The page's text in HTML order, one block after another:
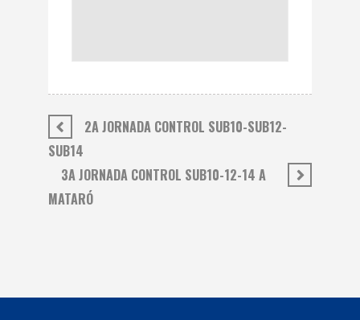
2A JORNADA CONTROL SUB10-SUB12-
SUB14
3A JORNADA CONTROL SUB10-12-14 A
MATARÓ